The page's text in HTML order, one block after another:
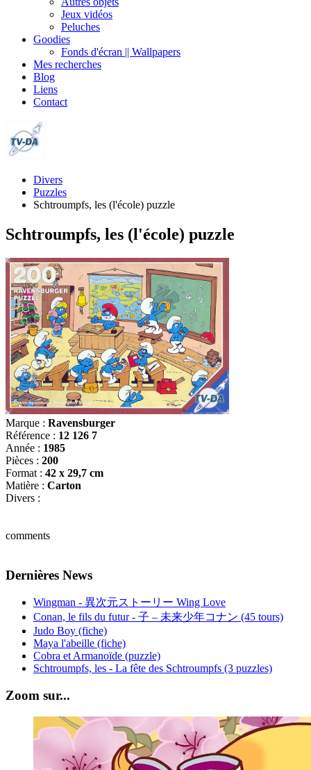
Jeux vidéos
Peluches
Goodies
Fonds d'écran || Wallpapers
Mes recherches
Blog
Liens
Contact
Divers
Puzzles
Schtroumpfs, les (l'école) puzzle
Schtroumpfs, les (l'école) puzzle
Marque : Ravensburger
Référence : 12 126 7
Année : 1985
Pièces : 200
Format : 42 x 29,7 cm
Matière : Carton
Divers :
comments
Dernières News
Wingman - 異次元ストーリー Wing Love
Conan, le fils du futur - 子 – 未来少年コナン (45 tours)
Judo Boy (fiche)
Maya l'abeille (fiche)
Cobra et Armanoïde (puzzle)
Schtroumpfs, les - La fête des Schtroumpfs (3 puzzles)
Zoom sur...